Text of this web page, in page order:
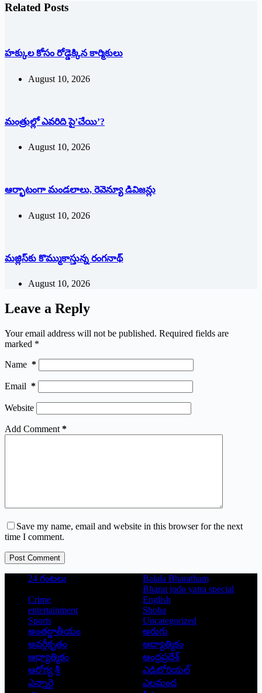
Related Posts
హక్కుల కోసం రోడ్డెక్కిన కార్మికులు
August 10, 2026
మంత్రుల్లో ఎవరిది పై’చేయి’?
August 10, 2026
ఆర్భాటంగా మండలాలు, రెవెన్యూ డివిజన్లు
August 10, 2026
మజ్లిస్‌కు కొమ్ముకాస్తున్న రంగనాథ్‌
August 10, 2026
Leave a Reply
Your email address will not be published. Required fields are
marked *
Name *
Email *
Website
Add Comment *
Save my name, email and website in this browser for the next
time I comment.
Post Comment
24 గంటలు
Balala Bharatham
Bharat jodo yatra special
Crime
English
entertainment
Shoba
Sports
Uncategorized
అంతర్జాతీయం
అరుగు
అవర్గీకృతం
ఆద్యాత్మికం
ఆధ్యాత్మికం
ఆంధ్రప్రదేశ్
ఆరోగ్య శ్రీ
ఎడిటోరియల్
ఎన్నారై
ఎలమంద